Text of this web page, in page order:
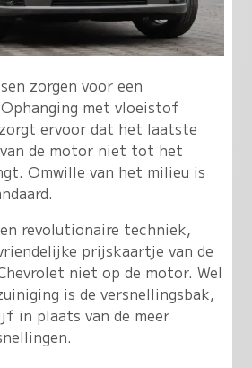
zorgen voor een
met vloeistof
ervoor dat het laatste
de motor niet tot het
Omwille van het milieu is
revolutionaire techniek,
prijskaartje van de
niet op de motor. Wel
is de versnellingsbak,
in plaats van de meer